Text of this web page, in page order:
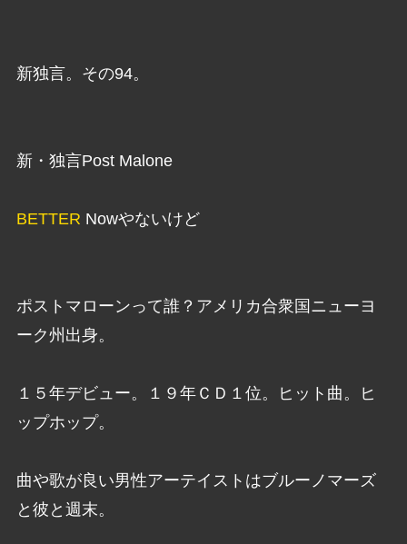
新独言。その94。
新・独言Post Malone
BETTER Nowやないけど
ポストマローンって誰？アメリカ合衆国ニューヨ
ーク州出身。
１５年デビュー。１９年ＣＤ１位。ヒット曲。ヒ
ップホップ。
曲や歌が良い男性アーテイストはブルーノマーズ
と彼と週末。